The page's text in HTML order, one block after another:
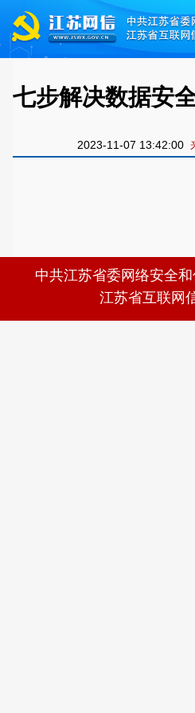
七步解决数据安
2023-11-07 13:42:00
中共江苏省委网络安全
江苏省互联网